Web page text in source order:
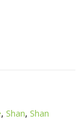
,Shan,Shan